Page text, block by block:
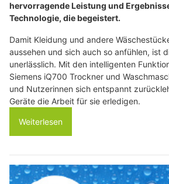
hervorragende Leistung und
Technologie, die begeistert.
Damit Kleidung und andere
aussehen und sich auch so anfühlen, ist
unerlässlich. Mit den intelligenten
Siemens iQ700 Trockner und
und Nutzerinnen sich entspannt
Geräte die Arbeit für sie erledigen.
Weiterlesen